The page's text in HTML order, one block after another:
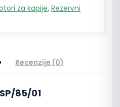
za kapije, Rezervni
Recenzije (0)
85/01